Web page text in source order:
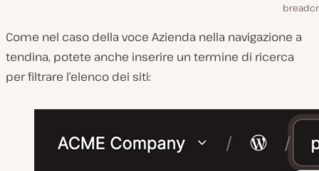
Come nel caso della voce Azienda nella navigazione a
tendina, potete anche inserire un termine di ricerca
per filtrare l’elenco dei siti: